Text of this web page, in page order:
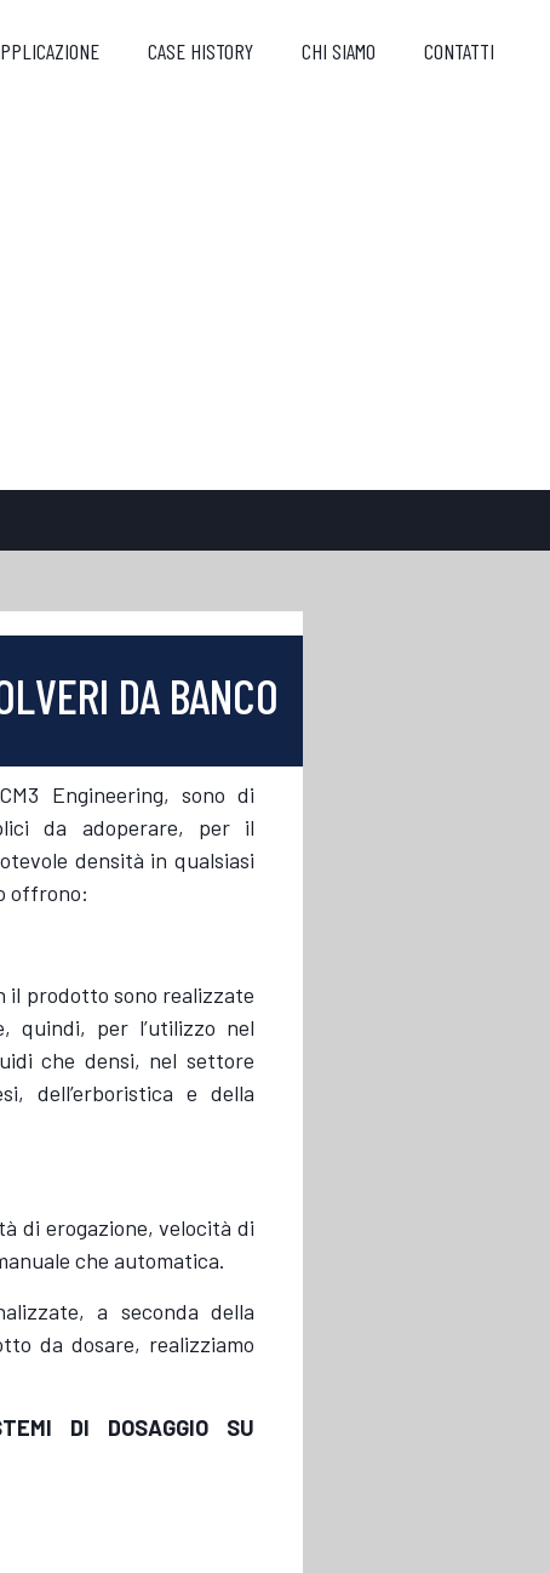
CASE HISTORY CHI SIAMO CONTATTI
DA BANCO
Engineering, sono di
da adoperare, per il
densità in qualsiasi
offrono:
prodotto sono realizzate
quindi, per l’utilizzo nel
che densi, nel settore
dell’erboristica e della
di erogazione, velocità di
che automatica.
a seconda della
da dosare, realizziamo
DI DOSAGGIO SU